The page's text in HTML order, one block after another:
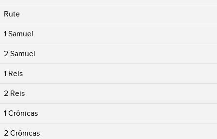
Rute
1 Samuel
2 Samuel
1 Reis
2 Reis
1 Crônicas
2 Crônicas